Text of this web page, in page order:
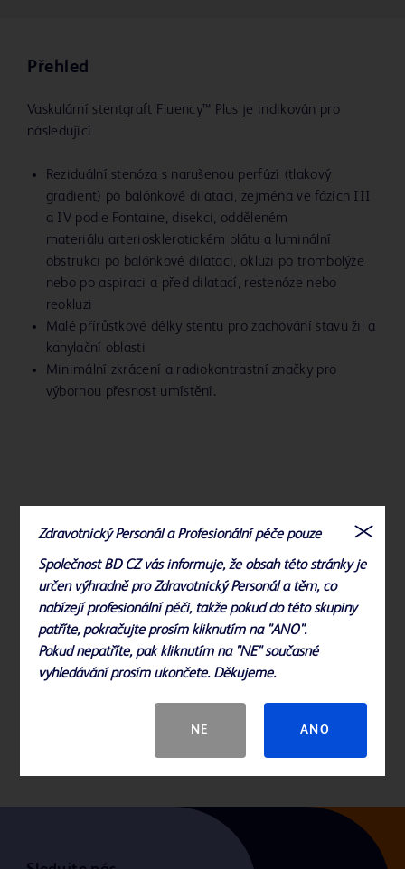
Přehled
Vaskulární stentgraft Fluency™ Plus je indikován pro
následující
Reziduální stenóza s narušenou perfúzí (tlakový
gradient) po balónkové dilataci, zejména ve fázích III
a IV podle Fontaine, disekci, odděleném
materiálu arteriosklerotickém plátu a luminální
obstrukci po balónkové dilataci, okluzi po trombolýze
nebo po aspiraci a před dilatací, restenóze nebo
reokluzi
Malé přírůstkové délky stentu pro zachování stavu žil a
kanylační oblasti
Minimální zkrácení a radiokontrastní značky pro
výbornou přesnost umístění.
*Centrální žíly = podklíčková žíla a brachiocefalická žíla
Indikace použití, kontraindikace, varování, bezpečnostní opatření,
komplikace, nežádoucí účinky a podrobné bezpečnostní informace
naleznete v návodu k použití.
Zdravotnický Personál a Profesionální péče pouze
Společnost BD CZ vás informuje, že obsah této stránky je
určen výhradně pro Zdravotnický Personál a těm, co
nabízejí profesionální péči, takže pokud do této skupiny
patříte, pokračujte prosím kliknutím na "ANO".
Pokud nepatříte, pak kliknutím na "NE" současné
vyhledávání prosím ukončete. Děkujeme.
NE ANO